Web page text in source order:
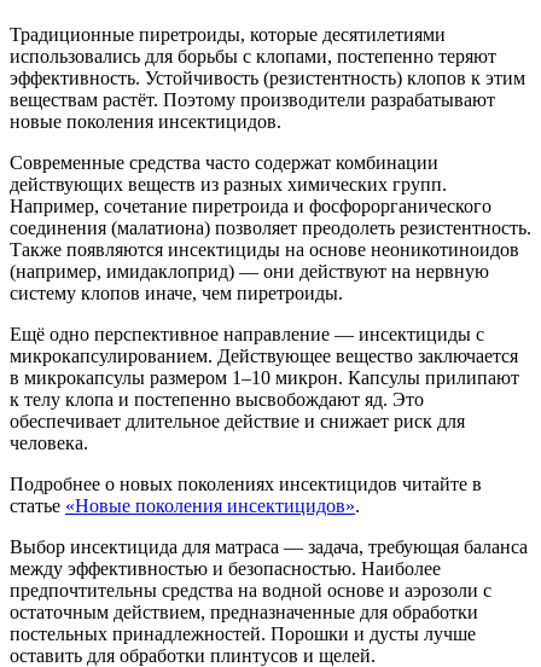
Традиционные пиретроиды, которые десятилетиями
использовались для борьбы с клопами, постепенно теряют
эффективность. Устойчивость (резистентность) клопов к этим
веществам растёт. Поэтому производители разрабатывают
новые поколения инсектицидов.
Современные средства часто содержат комбинации
действующих веществ из разных химических групп.
Например, сочетание пиретроида и фосфорорганического
соединения (малатиона) позволяет преодолеть резистентность.
Также появляются инсектициды на основе неоникотиноидов
(например, имидаклоприд) — они действуют на нервную
систему клопов иначе, чем пиретроиды.
Ещё одно перспективное направление — инсектициды с
микрокапсулированием. Действующее вещество заключается
в микрокапсулы размером 1–10 микрон. Капсулы прилипают
к телу клопа и постепенно высвобождают яд. Это
обеспечивает длительное действие и снижает риск для
человека.
Подробнее о новых поколениях инсектицидов читайте в
статье «Новые поколения инсектицидов».
Выбор инсектицида для матраса — задача, требующая баланса
между эффективностью и безопасностью. Наиболее
предпочтительны средства на водной основе и аэрозоли с
остаточным действием, предназначенные для обработки
постельных принадлежностей. Порошки и дусты лучше
оставить для обработки плинтусов и щелей.